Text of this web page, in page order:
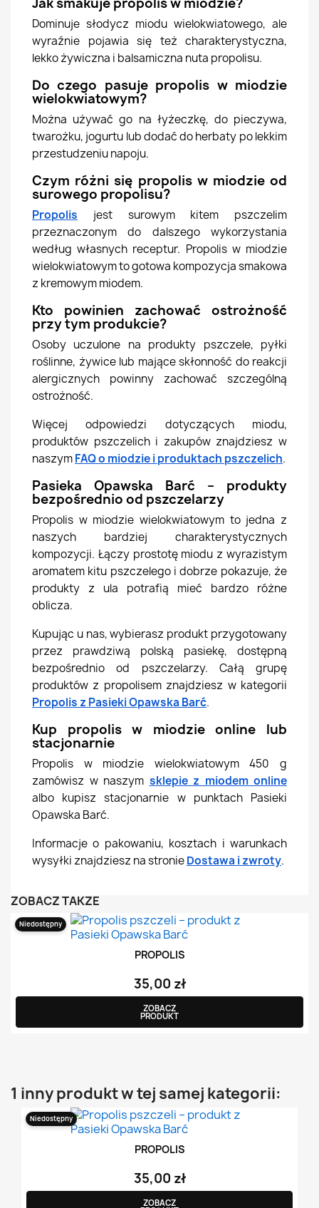
Dominuje słodycz miodu wielokwiatowego, ale
wyraźnie pojawia się też charakterystyczna,
lekko żywiczna i balsamiczna nuta propolisu.
Do czego pasuje propolis w miodzie
wielokwiatowym?
Można używać go na łyżeczkę, do pieczywa,
twarożku, jogurtu lub dodać do herbaty po lekkim
przestudzeniu napoju.
Czym różni się propolis w miodzie od
surowego propolisu?
Propolis jest surowym kitem pszczelim
przeznaczonym do dalszego wykorzystania
według własnych receptur. Propolis w miodzie
wielokwiatowym to gotowa kompozycja smakowa
z kremowym miodem.
Kto powinien zachować ostrożność
przy tym produkcie?
Osoby uczulone na produkty pszczele, pyłki
roślinne, żywice lub mające skłonność do reakcji
alergicznych powinny zachować szczególną
ostrożność.
Więcej odpowiedzi dotyczących miodu,
produktów pszczelich i zakupów znajdziesz w
naszymFAQ o miodzie i produktach pszczelich.
Pasieka Opawska Barć – produkty
bezpośrednio od pszczelarzy
Propolis w miodzie wielokwiatowym to jedna z
naszych bardziej charakterystycznych
kompozycji. Łączy prostotę miodu z wyrazistym
aromatem kitu pszczelego i dobrze pokazuje, że
produkty z ula potrafią mieć bardzo różne
oblicza.
Kupując u nas, wybierasz produkt przygotowany
przez prawdziwą polską pasiekę, dostępną
bezpośrednio od pszczelarzy. Całą grupę
produktów z propolisem znajdziesz w kategorii
Propolis z Pasieki Opawska Barć.
Kup propolis w miodzie online lub
stacjonarnie
Propolis w miodzie wielokwiatowym 450 g
zamówisz w naszym sklepie z miodem online
albo kupisz stacjonarnie w punktach Pasieki
Opawska Barć.
Informacje o pakowaniu, kosztach i warunkach
wysyłki znajdziesz na stronieDostawa i zwroty.
ZOBACZ TAKŻE
PROPOLIS
Niedostępny
35,00 zł
ZOBACZ
PRODUKT
1 inny produkt w tej samej kategorii:
PROPOLIS
Niedostępny
35,00 zł
ZOBACZ